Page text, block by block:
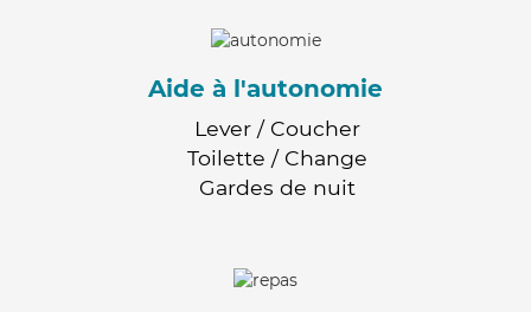
Aide à l'autonomie
Lever / Coucher
Toilette / Change
Gardes de nuit